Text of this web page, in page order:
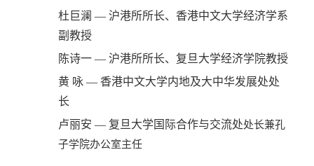
杜巨澜 — 沪港所所长、香港中文大学经济学系
副教授
陈诗一 — 沪港所所长、复旦大学经济学院教授
黄 咏 — 香港中文大学内地及大中华发展处处
长
卢丽安 — 复旦大学国际合作与交流处处长兼孔
子学院办公室主任